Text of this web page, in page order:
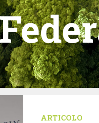
ARTICOLO